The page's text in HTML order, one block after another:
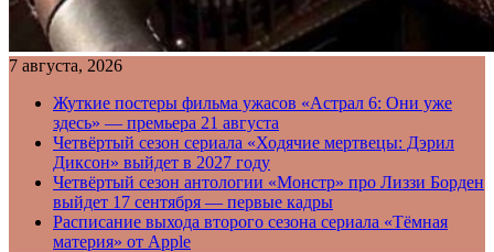
7 августа, 2026
Жуткие постеры фильма ужасов «Астрал 6: Они уже
здесь» — премьера 21 августа
Четвёртый сезон сериала «Ходячие мертвецы: Дэрил
Диксон» выйдет в 2027 году
Четвёртый сезон антологии «Монстр» про Лиззи Борден
выйдет 17 сентября — первые кадры
Расписание выхода второго сезона сериала «Тёмная
материя» от Apple